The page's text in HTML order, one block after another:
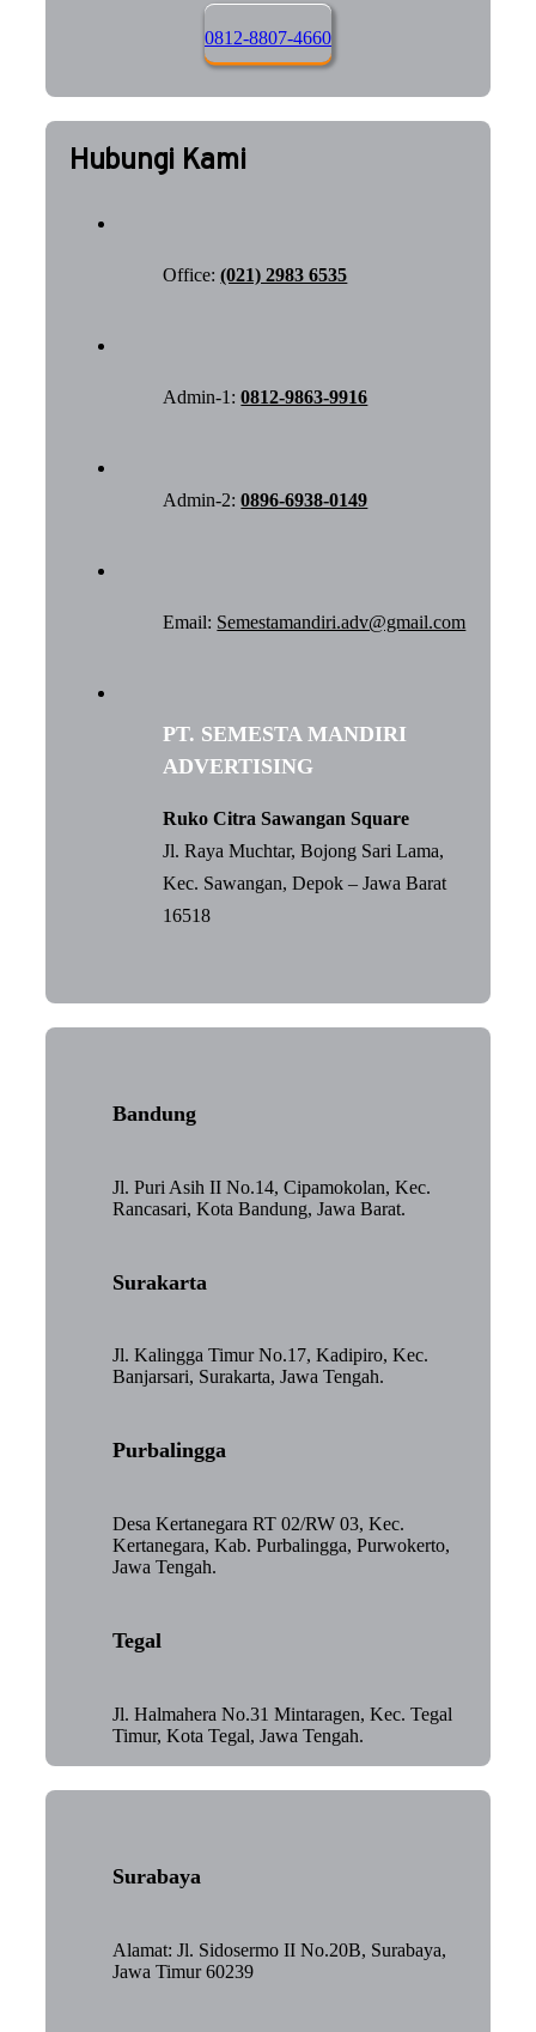
0812-8807-4660
Hubungi Kami
Office:(021) 2983 6535
Admin-1:0812-9863-9916
Admin-2:0896-6938-0149
Email: Semestamandiri.adv@gmail.com
PT. SEMESTA MANDIRI
ADVERTISING
Ruko Citra Sawangan Square
Jl. Raya Muchtar, Bojong Sari Lama,
Kec. Sawangan, Depok – Jawa Barat
16518
Bandung
Jl. Puri Asih II No.14, Cipamokolan, Kec.
Rancasari, Kota Bandung, Jawa Barat.
Surakarta
Jl. Kalingga Timur No.17, Kadipiro, Kec.
Banjarsari, Surakarta, Jawa Tengah.
Purbalingga
Desa Kertanegara RT 02/RW 03, Kec.
Kertanegara, Kab. Purbalingga, Purwokerto,
Jawa Tengah.
Tegal
Jl. Halmahera No.31 Mintaragen, Kec. Tegal
Timur, Kota Tegal, Jawa Tengah.
Surabaya
Alamat: Jl. Sidosermo II No.20B, Surabaya,
Jawa Timur 60239